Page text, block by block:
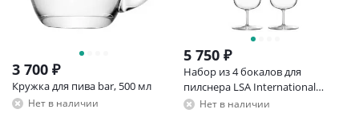
3 700 ₽
Кружка для пива bar, 500 мл
Нет в наличии
5 750 ₽
Набор из 4 бокалов для
пилснера LSA International
Borough 440 мл
Нет в наличии